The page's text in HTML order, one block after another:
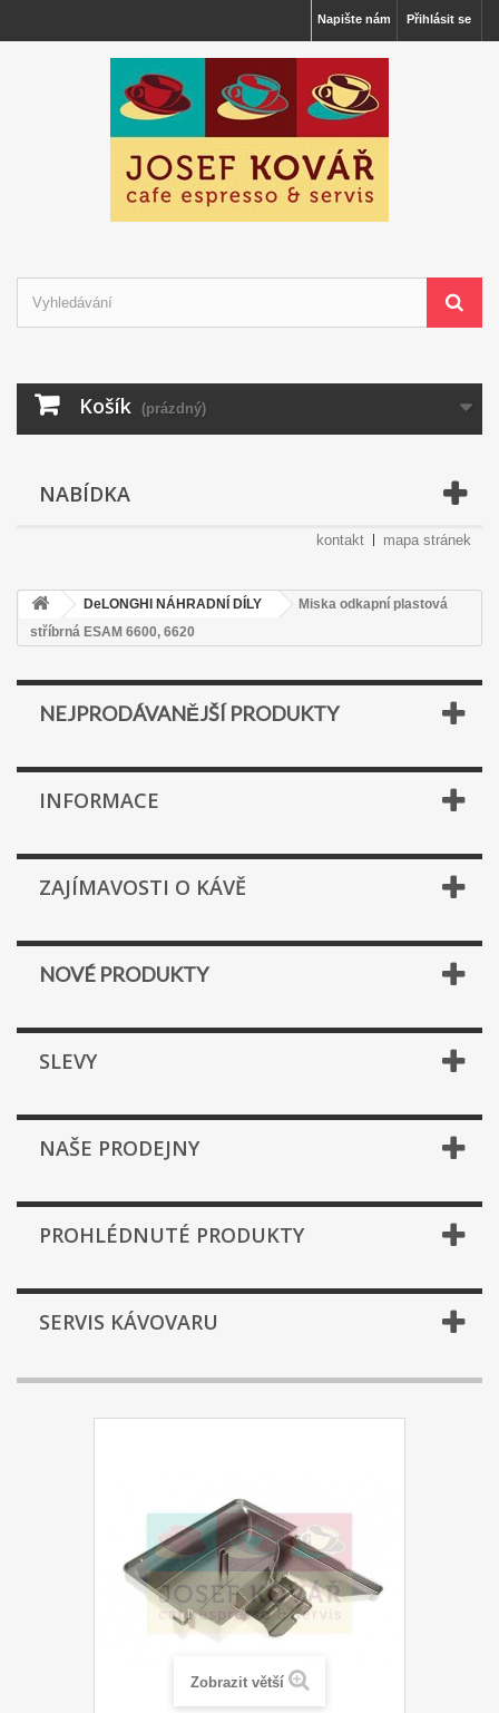
Přihlásit se
Napište nám
Košík (prázdný)
NABÍDKA
kontakt mapa stránek
DeLONGHI NÁHRADNÍ DÍLY
Miska odkapní plastová
stříbrná ESAM 6600, 6620
NEJPRODÁVANĚJŠÍ PRODUKTY
INFORMACE
ZAJÍMAVOSTI O KÁVĚ
NOVÉ PRODUKTY
SLEVY
NAŠE PRODEJNY
PROHLÉDNUTÉ PRODUKTY
SERVIS KÁVOVARU
Zobrazit větší